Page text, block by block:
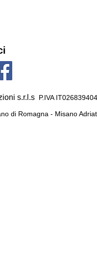
s.r.l.s P.IVA IT
di Romagna - Misano